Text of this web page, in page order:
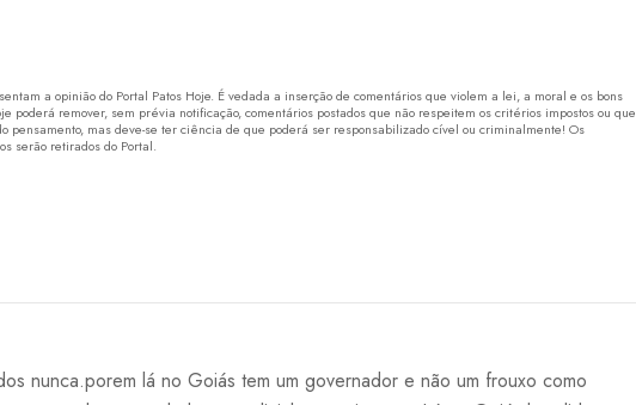
a opinião do Portal Patos Hoje. É vedada a inserção de comentários que violem a lei, a moral e os bons
poderá remover, sem prévia notificação, comentários postados que não respeitem os critérios impostos ou que
mas deve-se ter ciência de que poderá ser responsabilizado cível ou criminalmente! Os
serão retirados do Portal.
nunca.porem lá no Goiás tem um governador e não um frouxo como